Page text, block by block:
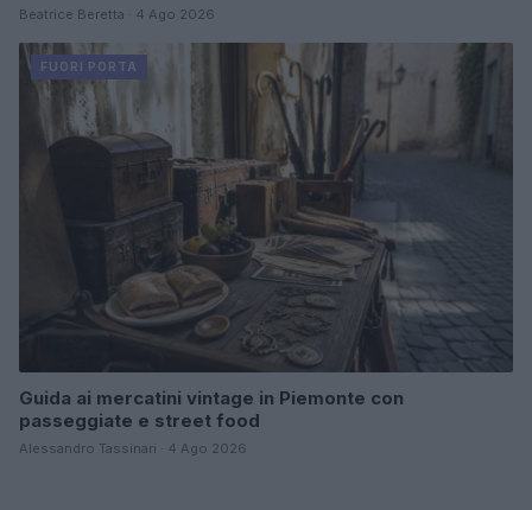
Beatrice Beretta · 4 Ago 2026
FUORI PORTA
Guida ai mercatini vintage in Piemonte con
passeggiate e street food
Alessandro Tassinari · 4 Ago 2026